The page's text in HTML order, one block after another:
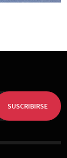
SUSCRIBIRSE